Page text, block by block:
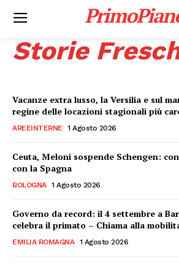
Storie
Vacanze extra lusso, la Versilia e sul
regine delle locazioni stagionali più
AREEINTERNE 1 Agosto 2026
Ceuta, Meloni sospende Schengen:
con la Spagna
BOLOGNA 1 Agosto 2026
Governo da record: il 4 settembre a
celebra il primato – Chiama alla
EMILIA ROMAGNA 1 Agosto 2026